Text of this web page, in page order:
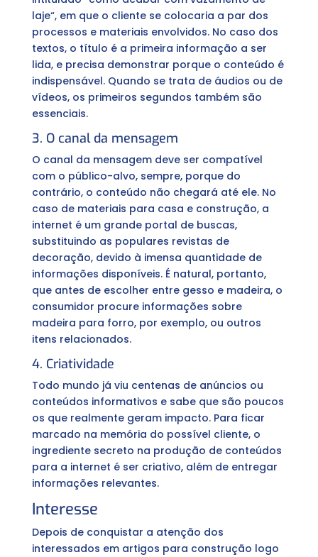
laje“, em que o cliente se colocaria a par dos
processos e materiais envolvidos. No caso dos
textos, o título é a primeira informação a ser
lida, e precisa demonstrar porque o conteúdo é
indispensável. Quando se trata de áudios ou de
vídeos, os primeiros segundos também são
essenciais.
3. O canal da mensagem
O canal da mensagem deve ser compatível
com o público-alvo, sempre, porque do
contrário, o conteúdo não chegará até ele. No
caso de materiais para casa e construção, a
internet é um grande portal de buscas,
substituindo as populares revistas de
decoração, devido à imensa quantidade de
informações disponíveis. É natural, portanto,
que antes de escolher entre gesso e madeira, o
consumidor procure informações sobre
madeira para forro, por exemplo, ou outros
itens relacionados.
4. Criatividade
Todo mundo já viu centenas de anúncios ou
conteúdos informativos e sabe que são poucos
os que realmente geram impacto. Para ficar
marcado na memória do possível cliente, o
ingrediente secreto na produção de conteúdos
para a internet é ser criativo, além de entregar
informações relevantes.
Interesse
Depois de conquistar a atenção dos
interessados em artigos para construção logo